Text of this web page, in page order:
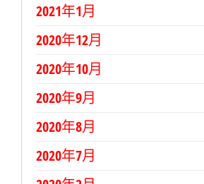
2021年1月
2020年12月
2020年10月
2020年9月
2020年8月
2020年7月